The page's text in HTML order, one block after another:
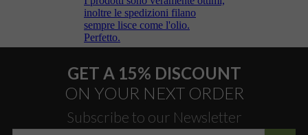
GET A 15% DISCOUNT
ON YOUR NEXT ORDER
Subscribe to our Newsletter